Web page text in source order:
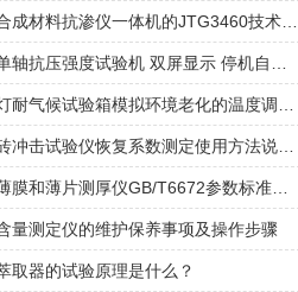
土工合成材料抗渗仪一体机的JTG3460技术标准号
陶瓷砖冲击试验仪恢复系数测定使用方法说明介绍
塑料薄膜和薄片测厚仪GB/T6672参数标准介绍
量测定仪的维护保养事项及操作步骤
取器的试验原理是什么？